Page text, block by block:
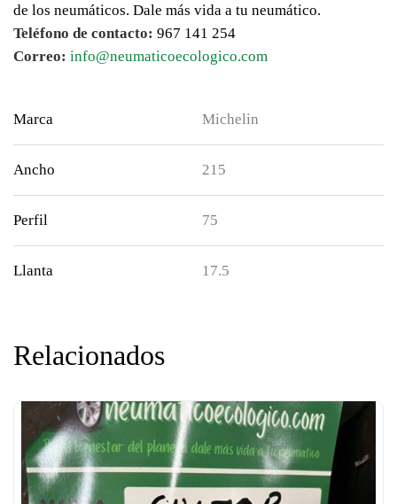
de los neumáticos. Dale más vida a tu neumático.
Teléfono de contacto: 967 141 254
Correo: info@neumaticoecologico.com
Marca Michelin
Ancho 215
Perfil 75
Llanta 17.5
Relacionados